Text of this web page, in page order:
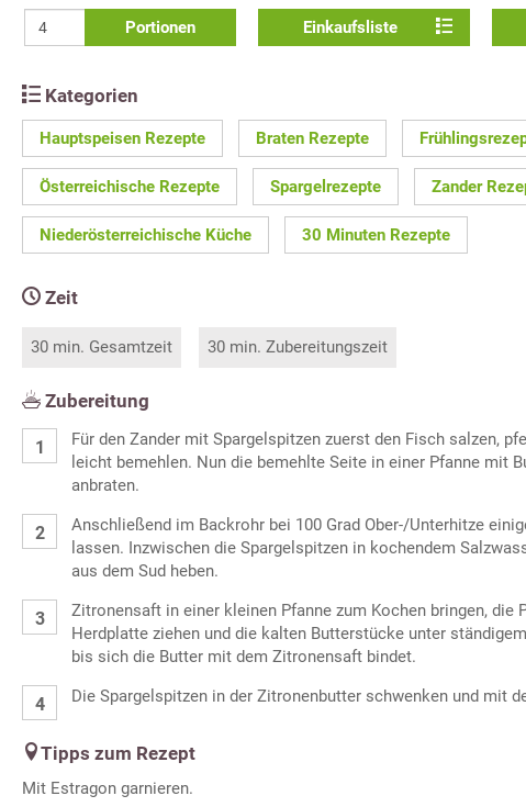
Portionen Einkaufsliste
Kategorien
Hauptspeisen Rezepte Braten Rezepte
Österreichische Rezepte Spargelrezepte Zander
Niederösterreichische Küche 30 Minuten Rezepte
Zeit
30 min. Gesamtzeit 30 min. Zubereitungszeit
Zubereitung
Für den Zander mit Spargelspitzen zuerst den Fisch salzen,
leicht bemehlen. Nun die bemehlte Seite in einer Pfanne mit
anbraten.
Anschließend im Backrohr bei 100 Grad Ober-/Unterhitze
lassen. Inzwischen die Spargelspitzen in kochendem
aus dem Sud heben.
Zitronensaft in einer kleinen Pfanne zum Kochen bringen, die
Herdplatte ziehen und die kalten Butterstücke unter
bis sich die Butter mit dem Zitronensaft bindet.
Die Spargelspitzen in der Zitronenbutter schwenken und mit
Tipps zum Rezept
Mit Estragon garnieren.